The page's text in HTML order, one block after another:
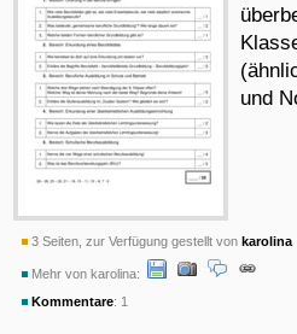
und
3 Seiten, zur Verfügung gestellt von karolina
Mehr von karolina:
Kommentare: 1